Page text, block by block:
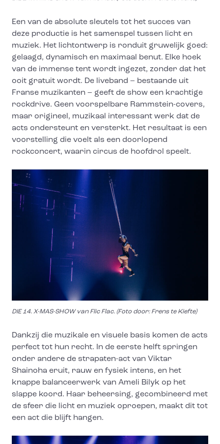
Een van de absolute sleutels tot het succes van
deze productie is het samenspel tussen licht en
muziek. Het lichtontwerp is ronduit gruwelijk goed:
gelaagd, dynamisch en maximaal benut. Elke hoek
van de immense tent wordt ingezet, zonder dat het
ooit gratuit wordt. De liveband – bestaande uit
Franse muzikanten – geeft de show een krachtige
rockdrive. Geen voorspelbare Rammstein-covers,
maar origineel, muzikaal interessant werk dat de
acts ondersteunt en versterkt. Het resultaat is een
voorstelling die voelt als een doorlopend
rockconcert, waarin circus de hoofdrol speelt.
DIE 14. X-MAS-SHOW van Flic Flac. (Foto door: Frens te Kiefte)
Dankzij die muzikale en visuele basis komen de acts
perfect tot hun recht. In de eerste helft springen
onder andere de strapaten-act van Viktar
Shainoha eruit, rauw en fysiek intens, en het
knappe balanceerwerk van Ameli Bilyk op het
slappe koord. Haar beheersing, gecombineerd met
de sfeer die licht en muziek oproepen, maakt dit tot
een act die blijft hangen.